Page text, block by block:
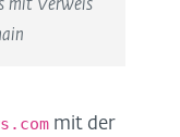
mit Verweis
mit der